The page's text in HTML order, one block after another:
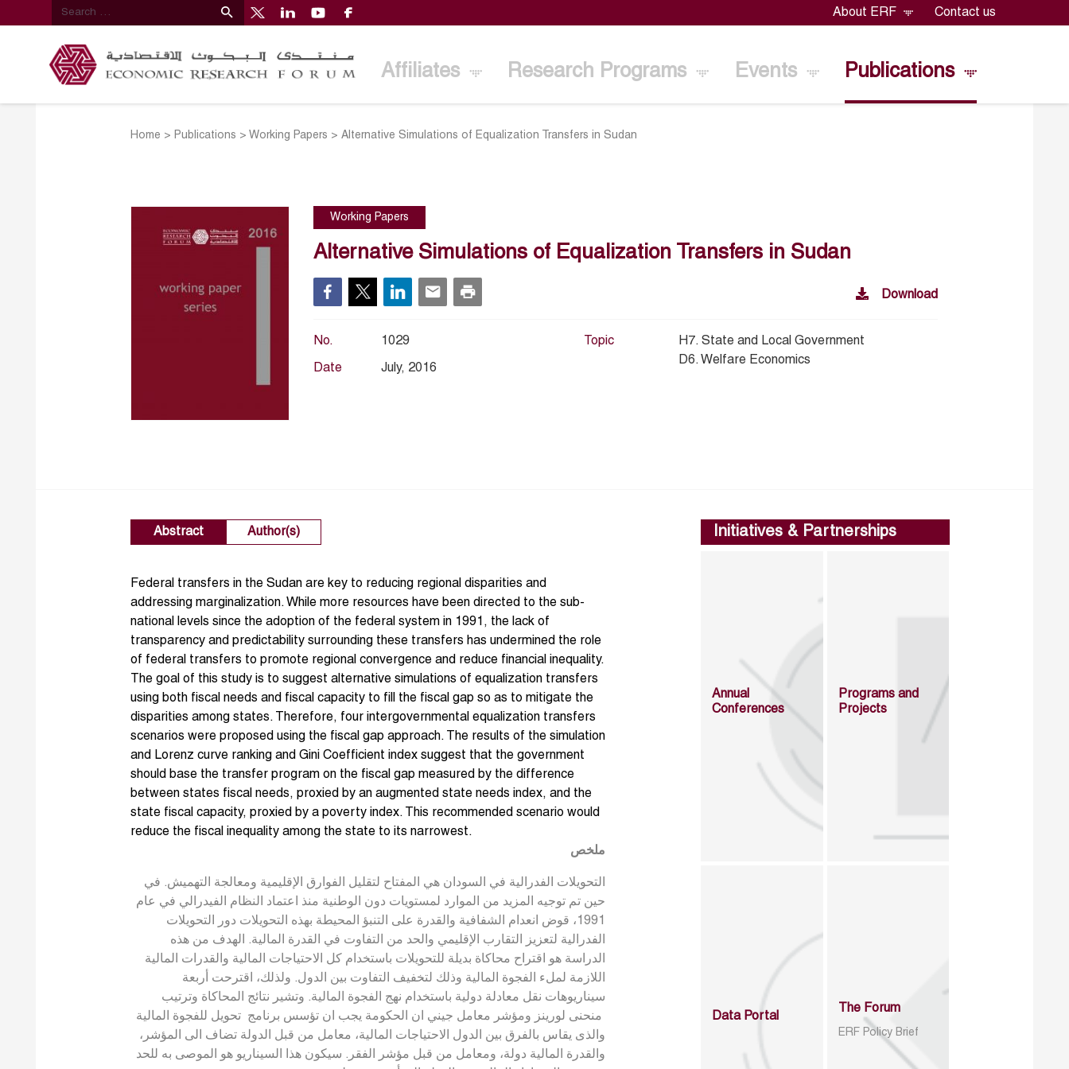
About ERF Contact us
Affiliates Research Programs Events Publications
Home > Publications >Working Papers >Alternative Simulations of Equalization Transfers in Sudan
Working Papers
Alternative Simulations of Equalization Transfers in Sudan
Download
No. 1029
Date July, 2016
Topic
H7. State and Local Government
D6. Welfare Economics
Abstract Author(s)
Federal transfers in the Sudan are key to reducing regional disparities and
addressing marginalization. While more resources have been directed to the sub-
national levels since the adoption of the federal system in 1991, the lack of
transparency and predictability surrounding these transfers has undermined the role
of federal transfers to promote regional convergence and reduce financial inequality.
The goal of this study is to suggest alternative simulations of equalization transfers
using both fiscal needs and fiscal capacity to fill the fiscal gap so as to mitigate the
disparities among states. Therefore, four intergovernmental equalization transfers
scenarios were proposed using the fiscal gap approach. The results of the simulation
and Lorenz curve ranking and Gini Coefficient index suggest that the government
should base the transfer program on the fiscal gap measured by the difference
between states fiscal needs, proxied by an augmented state needs index, and the
state fiscal capacity, proxied by a poverty index. This recommended scenario would
reduce the fiscal inequality among the state to its narrowest.
ملخص
التحويلات الفدرالية في السودان هي المفتاح لتقليل الفوارق الإقليمية ومعالجة التهميش. في
حين تم توجيه المزيد من الموارد لمستويات دون الوطنية منذ اعتماد النظام الفيدرالي في عام
1991، قوض انعدام الشفافية والقدرة على التنبؤ المحيطة بهذه التحويلات دور التحويلات
الفدرالية لتعزيز التقارب الإقليمي والحد من التفاوت في القدرة المالية. الهدف من هذه
الدراسة هو اقتراح محاكاة بديلة للتحويلات باستخدام كل الاحتياجات المالية والقدرات المالية
اللازمة لملء الفجوة المالية وذلك لتخفيف التفاوت بين الدول. ولذلك، اقترحت أربعة
سيناريوهات نقل معادلة دولية باستخدام نهج الفجوة المالية. وتشير نتائج المحاكاة وترتيب
منحنى لورينز ومؤشر معامل جيني ان الحكومة يجب ان تؤسس برنامج تحويل للفجوة المالية
والذى يقاس بالفرق بين الدول الاحتياجات المالية، معامل من قبل الدولة تضاف الى المؤشر،
والقدرة المالية دولة، ومعامل من قبل مؤشر الفقر. سيكون هذا السيناريو هو الموصى به للحد
Initiatives & Partnerships
Annual
Conferences
Programs and
Projects
Data Portal
The Forum
ERF Policy Brief